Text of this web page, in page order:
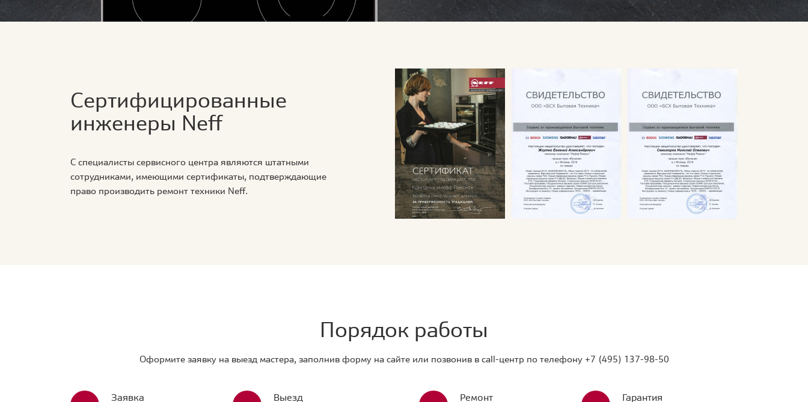
Сертифицированные
инженеры Neff
С специалисты сервисного центра являются штатными
сотрудниками, имеющими сертификаты, подтверждающие
право производить ремонт техники Neff.
Порядок работы
Оформите заявку на выезд мастера, заполнив форму на сайте или позвонив в call-центр по телефону +7 (495) 137-98-50
Заявка Выезд Ремонт Гарантия